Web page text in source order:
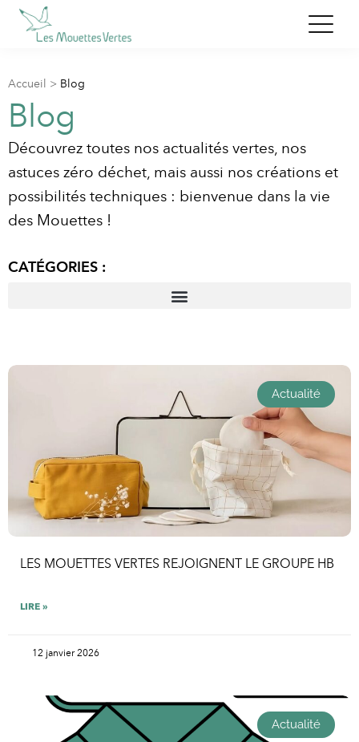
Accueil > Blog
Blog
Découvrez toutes nos actualités vertes, nos
astuces zéro déchet, mais aussi nos créations et
possibilités techniques : bienvenue dans la vie
des Mouettes !
CATÉGORIES :
Actualité
LES MOUETTES VERTES REJOIGNENT LE GROUPE HB
LIRE »
12 janvier 2026
Actualité